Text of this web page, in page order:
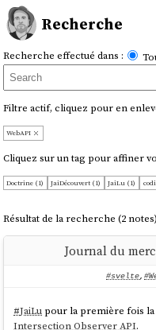
Recherche
Recherche effectué dans :
Filtre actif, cliquez pour en
WebAPI
Cliquez sur un tag pour affiner
Doctrine (1) JaiDécouvert (1) JaiLu (1)
Résultat de la recherche (2
Journal du
#svelte,
#JaiLu pour la première fois
Intersection Observer API.